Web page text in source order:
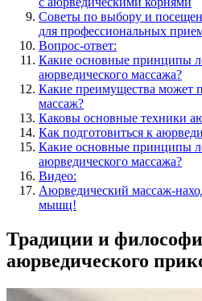
Советы по выбору и
для профессиональных
Вопрос-ответ:
Какие основные принципы
аюрведического массажа?
Какие преимущества может
массаж?
Каковы основные техники
Как подготовиться к
Какие основные принципы
аюрведического массажа?
Видео:
Аюрведический массаж-
мышц!
Традиции и
аюрведического